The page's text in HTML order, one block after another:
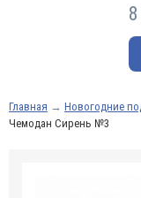
Главная → Новогодние
Чемодан Сирень №3